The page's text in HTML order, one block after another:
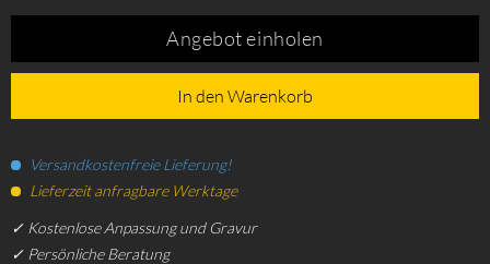
Angebot einholen
In den Warenkorb
Versandkostenfreie Lieferung!
Lieferzeit anfragbare Werktage
✓ Kostenlose Anpassung und Gravur
✓ Persönliche Beratung